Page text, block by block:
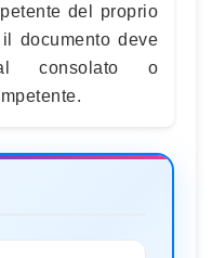
del proprio
documento deve
consolato o